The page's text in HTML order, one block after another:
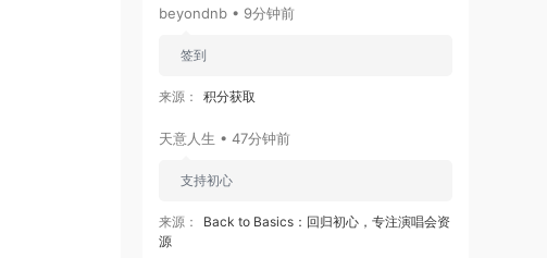
beyondnb • 9分钟前
签到
来源： 积分获取
天意人生 • 47分钟前
支持初心
来源：
Back to Basics：回归初心，专注演唱会资
源